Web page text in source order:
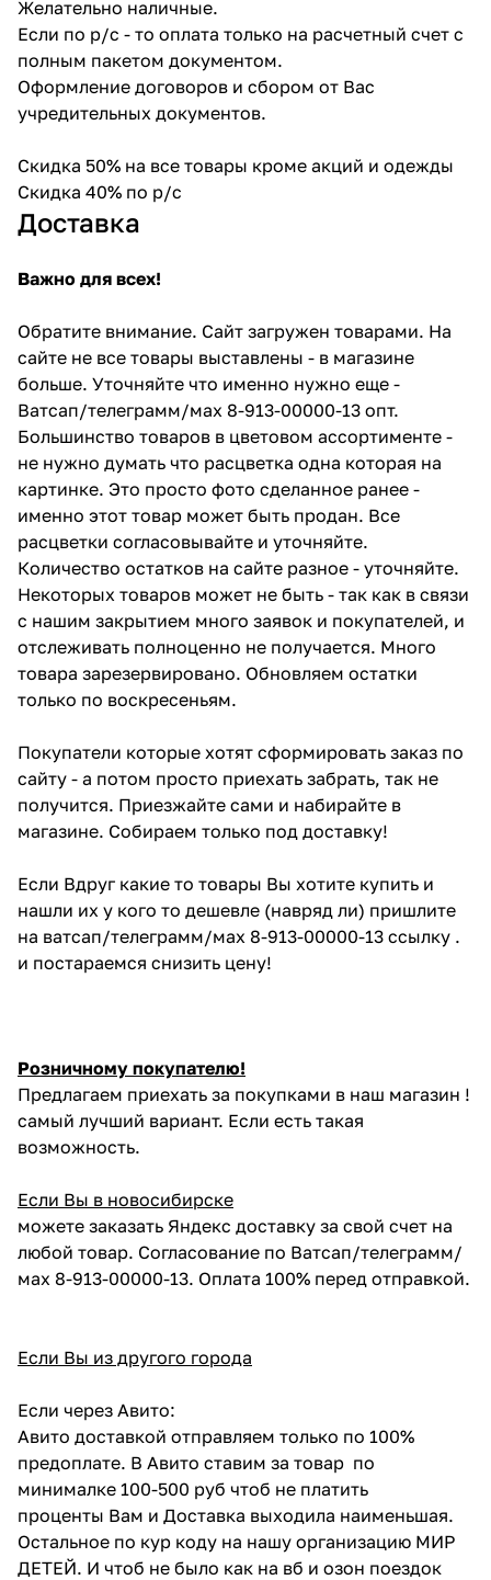
Желательно наличные.
Если по р/с - то оплата только на расчетный счет с
полным пакетом документом.
Оформление договоров и сбором от Вас
учредительных документов.
Скидка 50% на все товары кроме акций и одежды
Скидка 40% по р/с
Доставка
Важно для всех!
Обратите внимание. Сайт загружен товарами. На
сайте не все товары выставлены - в магазине
больше. Уточняйте что именно нужно еще -
Ватсап/телеграмм/мах 8-913-00000-13 опт.
Большинство товаров в цветовом ассортименте -
не нужно думать что расцветка одна которая на
картинке. Это просто фото сделанное ранее -
именно этот товар может быть продан. Все
расцветки согласовывайте и уточняйте.
Количество остатков на сайте разное - уточняйте.
Некоторых товаров может не быть - так как в связи
с нашим закрытием много заявок и покупателей, и
отслеживать полноценно не получается. Много
товара зарезервировано. Обновляем остатки
только по воскресеньям.
Покупатели которые хотят сформировать заказ по
сайту - а потом просто приехать забрать, так не
получится. Приезжайте сами и набирайте в
магазине. Собираем только под доставку!
Если Вдруг какие то товары Вы хотите купить и
нашли их у кого то дешевле (навряд ли) пришлите
на ватсап/телеграмм/мах 8-913-00000-13 ссылку .
и постараемся снизить цену!
Розничному покупателю!
Предлагаем приехать за покупками в наш магазин !
самый лучший вариант. Если есть такая
возможность.
Если Вы в новосибирске
можете заказать Яндекс доставку за свой счет на
любой товар. Согласование по Ватсап/телеграмм/
мах 8-913-00000-13. Оплата 100% перед отправкой.
Если Вы из другого города
Если через Авито:
Авито доставкой отправляем только по 100%
предоплате. В Авито ставим за товар по
минималке 100-500 руб чтоб не платить
проценты Вам и Доставка выходила наименьшая.
Остальное по кур коду на нашу организацию МИР
ДЕТЕЙ. И чтоб не было как на вб и озон поездок